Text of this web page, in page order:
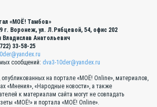
«МОЁ! Тамбов»
г. Воронеж, ул. Л.Рябцевой, 54, офис 202
Анатольевич
33-58-25
сообщений: dva3-10der@yandex.ru
опубликованных на портале «МОЁ! Online», материалов,
«Мнения», «Народные новости», а также
к материалам сайта могут не совпадать
«МОЁ!» и портала «МОЁ! Online».